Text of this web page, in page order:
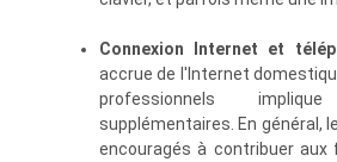
Connexion Internet et
accrue de l'Internet
professionnels
supplémentaires. En général,
encouragés à contribuer aux